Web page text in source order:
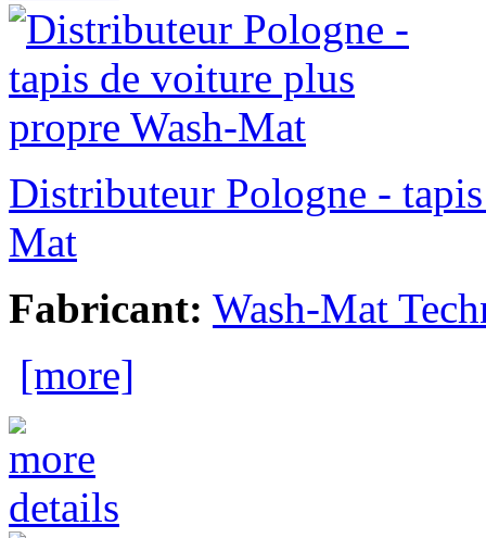
Distributeur Pologne -
Mat
Fabricant: Wash-Mat
[more]